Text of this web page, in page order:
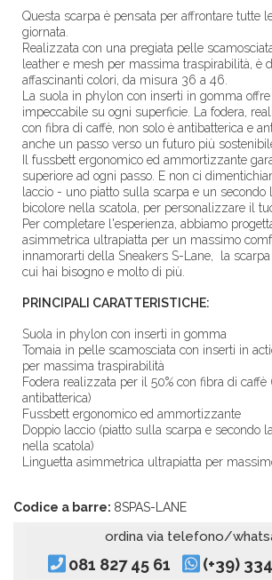
Questa scarpa è pensata per affrontare tutte
giornata.
Realizzata con una pregiata pelle
leather e mesh per massima traspirabilità, è
affascinanti colori, da misura 36 a 46.
La suola in phylon con inserti in gomma
impeccabile su ogni superficie. La fodera,
con fibra di caffè, non solo è antibatterica e
anche un passo verso un futuro più
Il fussbett ergonomico ed ammortizzante
superiore ad ogni passo. E non ci
laccio - uno piatto sulla scarpa e un secondo
bicolore nella scatola, per personalizzare il
Per completare l'esperienza, abbiamo
asimmetrica ultrapiatta per un massimo
innamorarti della Sneakers S-Lane, la
cui hai bisogno e molto di più.
PRINCIPALI CARATTERISTICHE:
Suola in phylon con inserti in gomma
Tomaia in pelle scamosciata con inserti in
per massima traspirabilità
Fodera realizzata per il 50% con fibra di caffè
antibatterica)
Fussbett ergonomico ed ammortizzante
Doppio laccio (piatto sulla scarpa e secondo
nella scatola)
Linguetta asimmetrica ultrapiatta per
Codice a barre: 8SPAS-LANE
ordina via telefono/
081 827 45 61 (+39)